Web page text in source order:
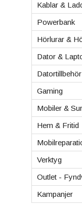
Kablar &
Powerbank
Hörlurar &
Dator &
Datortillbehör
Gaming
Mobiler &
Hem & Fritid
Verktyg
Outlet -
Kampanjer